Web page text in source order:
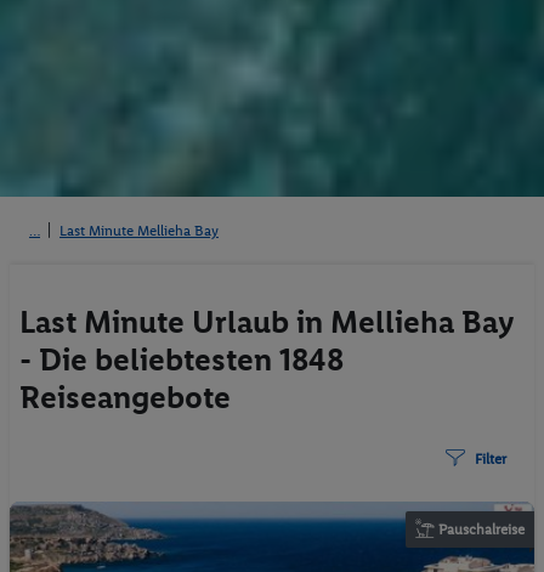
Last Minute Mellieha Bay
Last Minute Urlaub in Mellieha Bay
- Die beliebtesten 1848
Reiseangebote
Filter
Pauschalreise